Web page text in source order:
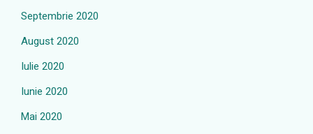
Septembrie 2020
August 2020
Iulie 2020
Iunie 2020
Mai 2020